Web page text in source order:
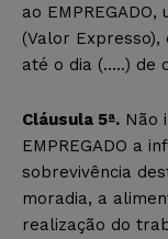
ao
(Valor
até o dia (…..) de
Cláusula 5ª. Não
EMPREGADO a
sobrevivência
moradia, a
realização do